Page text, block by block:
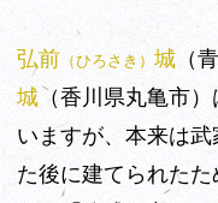
弘前 （ひろさき） 城 （
城（香川県丸亀市
いますが、本来は
た後に建てられた